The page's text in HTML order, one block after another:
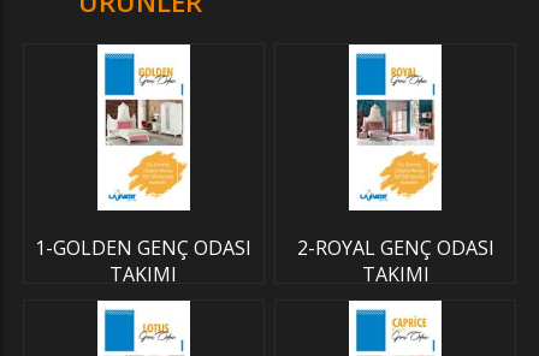
1-GOLDEN GENÇ ODASI
TAKIMI
2-ROYAL GENÇ ODASI
TAKIMI